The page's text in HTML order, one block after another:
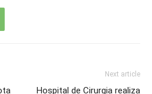
Next article
Hospital de Cirurgia realiza